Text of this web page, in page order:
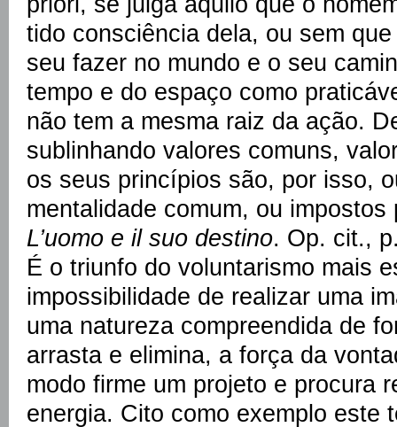
tido consciência dela, ou sem
seu fazer no mundo e o seu
tempo e do espaço como
não tem a mesma raiz da ação.
sublinhando valores comuns,
os seus princípios são, por isso,
mentalidade comum, ou
L’uomo e il suo destino. Op. cit.,
É o triunfo do voluntarismo mais
impossibilidade de realizar uma
uma natureza compreendida de
arrasta e elimina, a força da
modo firme um projeto e procura
energia. Cito como exemplo este